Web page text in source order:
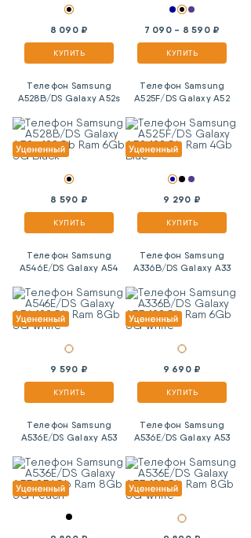
8 090 ₽
КУПИТЬ
7 090 - 8 590 ₽
КУПИТЬ
Телефон Samsung
A528B/DS Galaxy A52s
Black
8 590 ₽
КУПИТЬ
Телефон Samsung
A525F/DS Galaxy A52
9 290 ₽
КУПИТЬ
Телефон Samsung
A546E/DS Galaxy A54
White
9 590 ₽
КУПИТЬ
Телефон Samsung
A336B/DS Galaxy A33
White
9 690 ₽
КУПИТЬ
Телефон Samsung
A536E/DS Galaxy A53
Peach
Телефон Samsung
A536E/DS Galaxy A53
White